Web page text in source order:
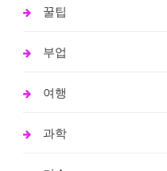
꿀팁
부업
여행
과학